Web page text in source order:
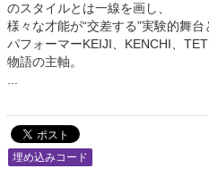
のスタイルとは一線を画し、
様々な才能が“交差する”実験的舞台
パフォーマーKEIJI、KENCHI、
物語の主軸。
埋め込みコード